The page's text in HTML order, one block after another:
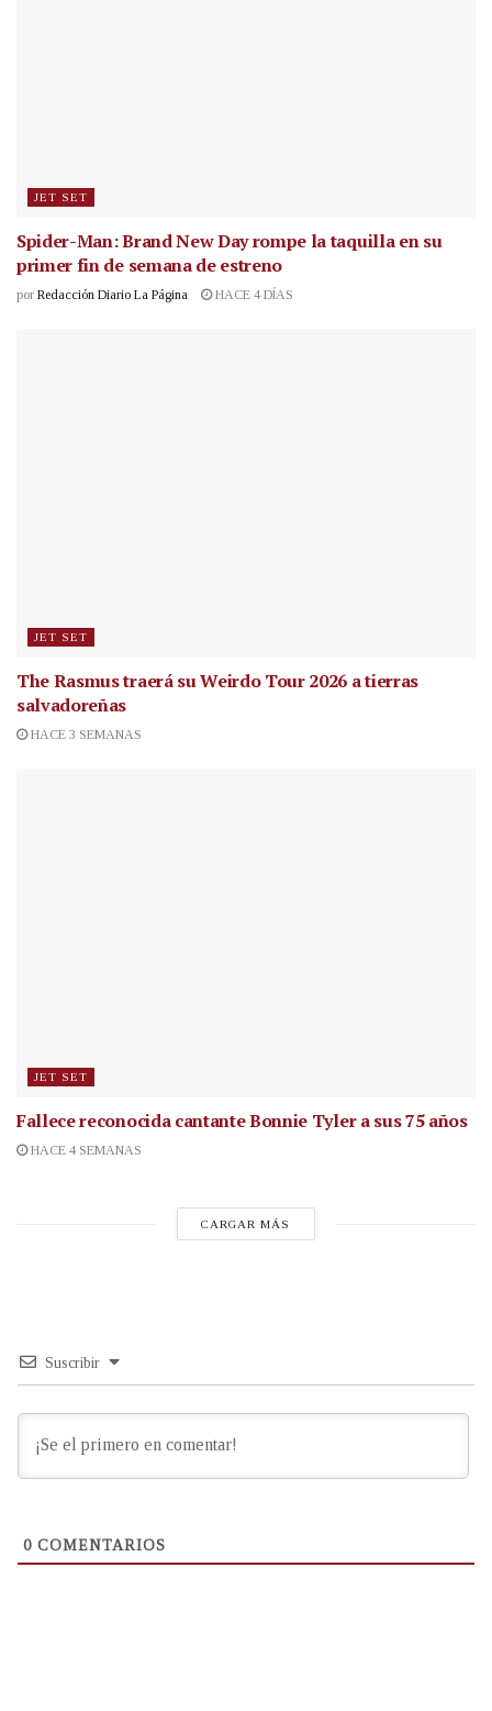
JET SET
Spider-Man: Brand New Day rompe la taquilla en su
primer fin de semana de estreno
por Redacción Diario La Página HACE 4 DÍAS
JET SET
The Rasmus traerá su Weirdo Tour 2026 a tierras
salvadoreñas
HACE 3 SEMANAS
JET SET
Fallece reconocida cantanteBonnie Tyler a sus 75 años
HACE 4 SEMANAS
CARGAR MÁS
Suscribir
0 COMENTARIOS